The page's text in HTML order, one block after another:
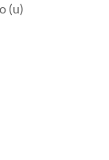
(u)